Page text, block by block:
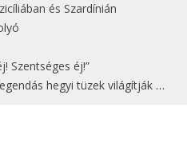
és Szardínián
Szentséges éj!”
tüzek világítják meg Zugspitzét